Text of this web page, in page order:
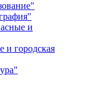
и
и городская